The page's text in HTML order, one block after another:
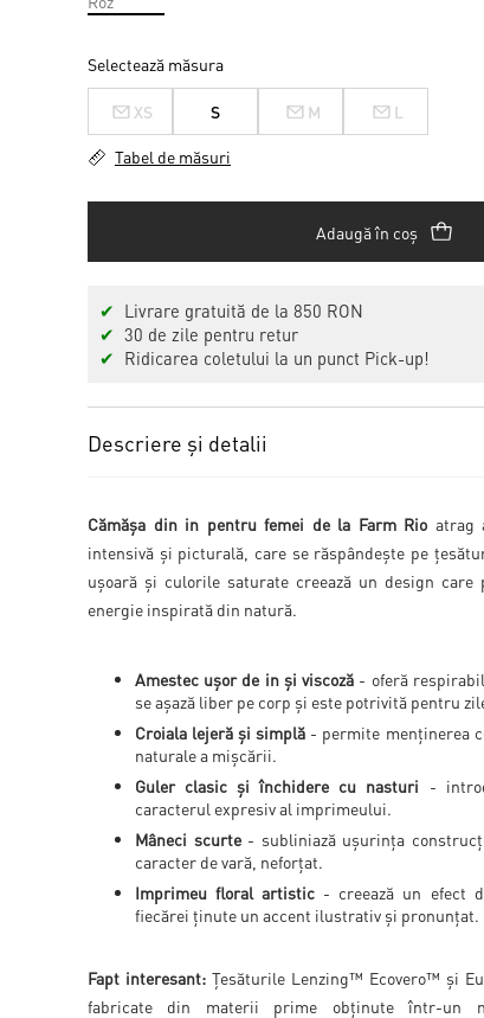
Selectează măsura
XS S M L
Tabel de măsuri
Adaugă în coș
✔
Livrare gratuită de la 850 RON
✔ 30 de zile pentru retur
✔
Ridicarea coletului la un punct Pick-up!
Descriere și detalii
Cămășa din in pentru femei de la Farm Rio atrag
intensivă și picturală, care se răspândește pe
ușoară și culorile saturate creează un design
energie inspirată din natură.
Amestec ușor de in și viscoză - oferă
se așază liber pe corp și este potrivită pentru
Croiala lejeră și simplă - permite menținerea
naturale a mișcării.
Guler clasic și închidere cu nasturi -
caracterul expresiv al imprimeului.
Mâneci scurte- subliniază ușurința
caracter de vară, neforțat.
Imprimeu floral artistic - creează un efect
fiecărei ținute un accent ilustrativ și pronunțat.
Fapt interesant: Țesăturile Lenzing™ Ecovero™ și
fabricate din materii prime obținute într-un